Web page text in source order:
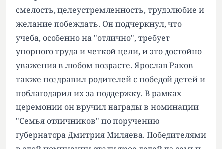
смелость, целеустремленность, трудолюбие и
желание побеждать. Он подчеркнул, что
учеба, особенно на "отлично", требует
упорного труда и четкой цели, и это достойно
уважения в любом возрасте. Ярослав Раков
также поздравил родителей с победой детей и
поблагодарил их за поддержку. В рамках
церемонии он вручил награды в номинации
"Семья отличников" по поручению
губернатора Дмитрия Миляева. Победителями